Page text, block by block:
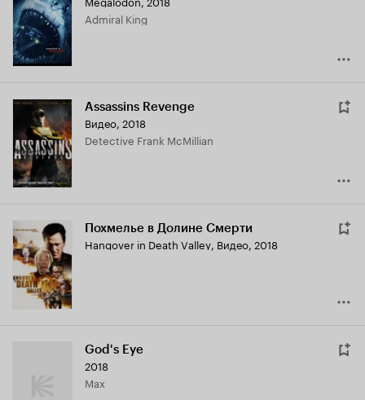
Кинопоиска
3.8
Admiral King
Assassins Revenge
Видео, 2018
Detective Frank McMillian
Похмелье в Долине Смерти
Hangover in Death Valley, Видео, 2018
God's Eye
2018
Max